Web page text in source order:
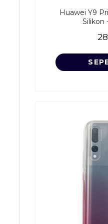
Huawei Y9
Silikon